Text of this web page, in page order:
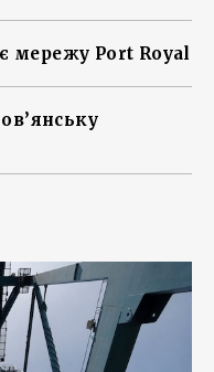
мережу Port Royal